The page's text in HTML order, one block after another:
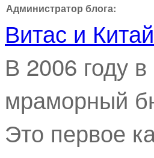
Администратор блога:
Витас и Китай
В 2006 году
мраморный
Это первое